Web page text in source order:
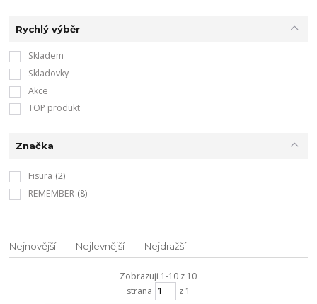
Rychlý výběr
Skladem
Skladovky
Akce
TOP produkt
Značka
Fisura (2)
REMEMBER (8)
Nejnovější Nejlevnější Nejdražší
Zobrazuji 1-10 z 10
strana
z 1